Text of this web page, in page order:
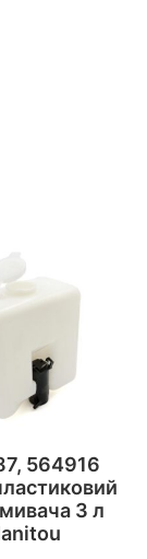
564916
3 л